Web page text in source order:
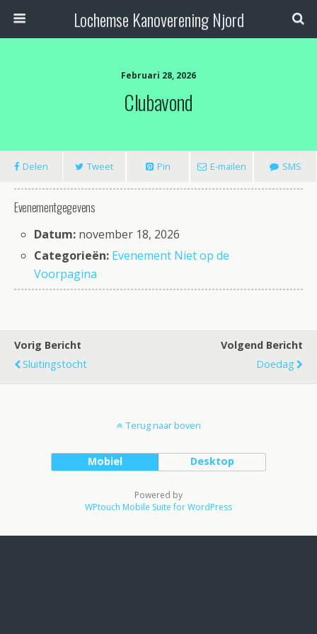
Lochemse Kanoverening Njord
Februari 28, 2026
Clubavond
Delen Tweet Pin E-mailen SMS
Evenementgegevens
Datum: november 18, 2026
Categorieën: Evenement Niet op de
Voorpagina
Vorig Bericht
Sluitingstocht
Volgend Bericht
Doedag
Terug naar boven
Mobiel Desktop
Powered by
WPtouch Mobile Suite for WordPress